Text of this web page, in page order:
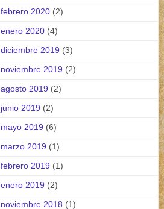
febrero 2020 (2)
enero 2020 (4)
diciembre 2019 (3)
noviembre 2019 (2)
agosto 2019 (2)
junio 2019 (2)
mayo 2019 (6)
marzo 2019 (1)
febrero 2019 (1)
enero 2019 (2)
noviembre 2018 (1)